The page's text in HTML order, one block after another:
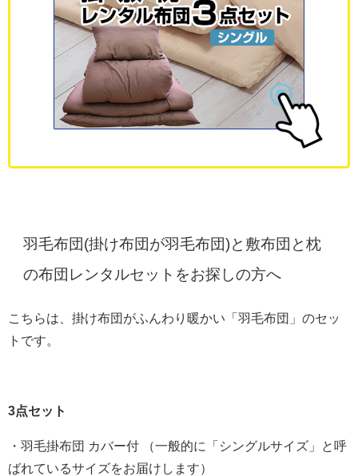
羽毛布団(掛け布団が羽毛布団)と敷布団と枕
の布団レンタルセットをお探しの方へ
こちらは、掛け布団がふんわり暖かい「羽毛布団」のセッ
トです。
3点セット
・羽毛掛布団 カバー付 （一般的に「シングルサイズ」と呼
ばれているサイズをお届けします）